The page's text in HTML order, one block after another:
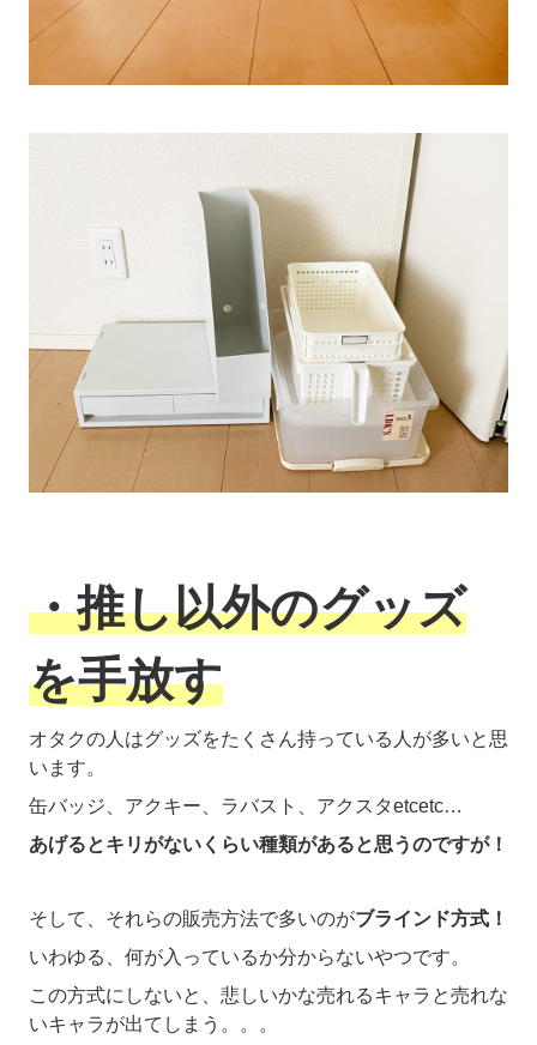
・推し以外のグッズ
を手放す
オタクの人はグッズをたくさん持っている人が多いと思
います。
缶バッジ、アクキー、ラバスト、アクスタetcetc…
あげるとキリがないくらい種類があると思うのですが！
そして、それらの販売方法で多いのがブラインド方式！
いわゆる、何が入っているか分からないやつです。
この方式にしないと、悲しいかな売れるキャラと売れな
いキャラが出てしまう。。。